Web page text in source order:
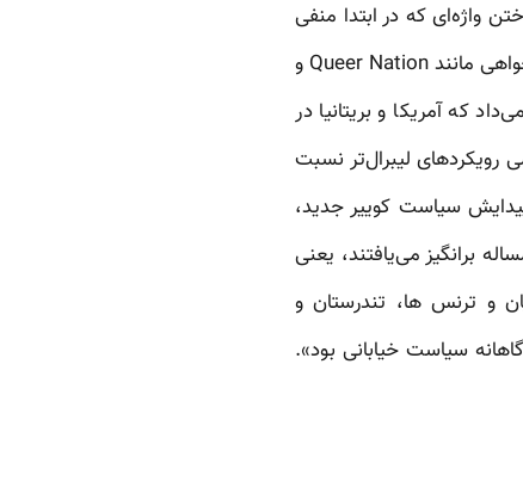
واژه‌ای که در ابتدا منفی
بود به واژه‌ای که بر مبارزه و عاملیت جمعی دلالت داشت – آنچنان که در رفتار سیاسی گروه‌های حق‌خواهی مانند Queer Nation و
که آمریکا و بریتانیا در
رویکردهای لیبرال‌تر نسبت
سیاست کوییر جدید،
برانگیز می‌یافتند، یعنی
و ترنس ها، تندرستان و
سیاست خیابانی بود».